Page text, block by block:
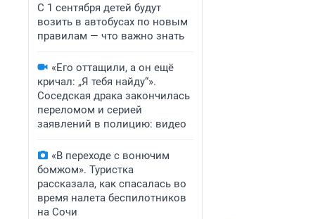
С 1 сентября детей будут
возить в автобусах по новым
правилам — что важно знать
«Его оттащили, а он ещё
кричал: „Я тебя найду“».
Соседская драка закончилась
переломом и серией
заявлений в полицию: видео
«В переходе с вонючим
бомжом». Туристка
рассказала, как спасалась во
время налета беспилотников
на Сочи